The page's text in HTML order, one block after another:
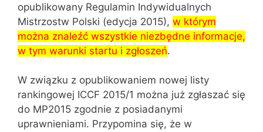
opublikowany Regulamin Indywidualnych
Mistrzostw Polski (edycja 2015), w którym
można znaleźć wszystkie niezbędne informacje,
w tym warunki startu i zgłoszeń.
W związku z opublikowaniem nowej listy
rankingowej ICCF 2015/1 można już zgłaszać się
do MP2015 zgodnie z posiadanymi
uprawnieniami. Przypomina się, że w